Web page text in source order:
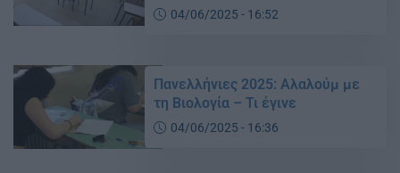
04/06/2025 - 16:52
Πανελλήνιες 2025: Αλαλούμ με
τη Βιολογία – Τι έγινε
04/06/2025 - 16:36